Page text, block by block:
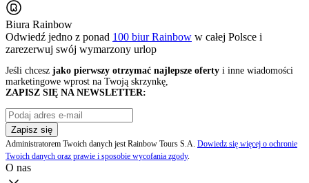
Biura Rainbow
Odwiedź jedno z ponad 100 biur Rainbow w całej Polsce i
zarezerwuj swój wymarzony urlop
Jeśli chcesz jako pierwszy otrzymać najlepsze oferty i inne wiadomości
marketingowe wprost na Twoją skrzynkę,
ZAPISZ SIĘ NA NEWSLETTER:
Zapisz się
Administratorem Twoich danych jest Rainbow Tours S.A. Dowiedz się więcej o ochronie
Twoich danych oraz prawie i sposobie wycofania zgody.
O nas